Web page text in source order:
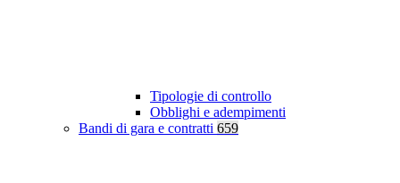
Tipologie di controllo
Obblighi e adempimenti
Bandi di gara e contratti 659